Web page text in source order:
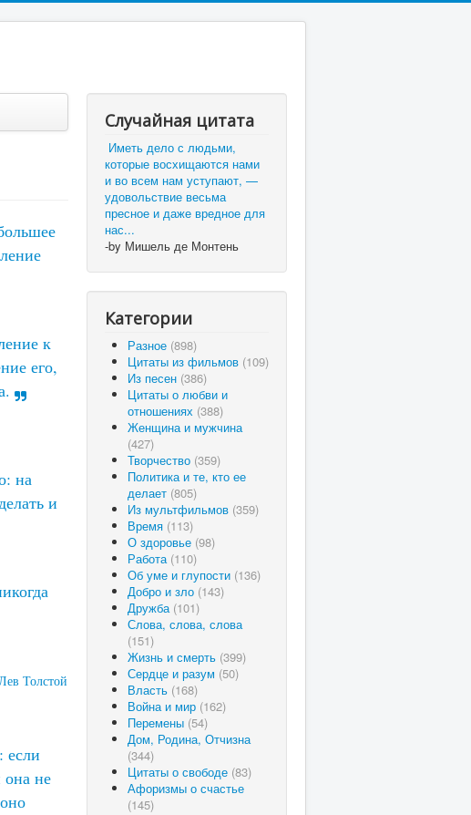
к
его,
на
и
Толстой
если
она не
Случайная цитата
Иметь дело с людьми,
которые восхищаются нами
и во всем нам уступают, —
удовольствие весьма
пресное и даже вредное для
нас...
-by Мишель де Монтень
Категории
Разное (898)
Цитаты из фильмов (109)
Из песен (386)
Цитаты о любви и
отношениях (388)
Женщина и мужчина
(427)
Творчество (359)
Политика и те, кто ее
делает (805)
Из мультфильмов (359)
Время (113)
О здоровье (98)
Работа (110)
Об уме и глупости (136)
Добро и зло (143)
Дружба (101)
Слова, слова, слова
(151)
Жизнь и смерть (399)
Сердце и разум (50)
Власть (168)
Война и мир (162)
Перемены (54)
Дом, Родина, Отчизна
(344)
Цитаты о свободе (83)
Афоризмы о счастье
(145)